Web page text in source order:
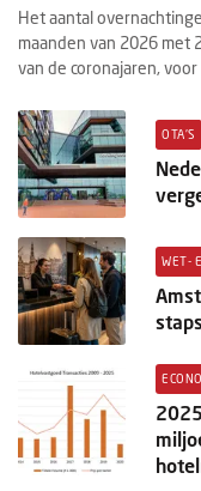
Het aantal
maanden van 2026 met
van de coronajaren, voor
OTA'S
WET-